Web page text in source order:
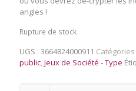
angles !
Rupture de stock
UGS : 3664824000911 Catégories
public Jeux de Société - Type